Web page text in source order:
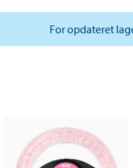
For opdateret